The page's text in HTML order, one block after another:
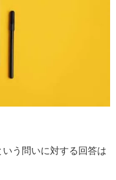
う問いに対する回答は